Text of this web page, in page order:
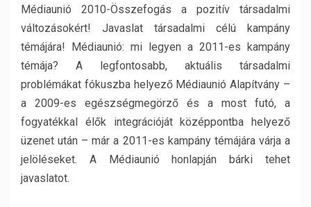
Médiaunió 2010-Összefogás a pozitív társadalmi
változásokért! Javaslat társadalmi célú kampány
témájára! Médiaunió: mi legyen a 2011-es kampány
témája? A legfontosabb, aktuális társadalmi
problémákat fókuszba helyező Médiaunió Alapítvány –
a 2009-es egészségmegörző és a most futó, a
fogyatékkal élők integrációját középpontba helyező
üzenet után – már a 2011-es kampány témájára várja a
jelöléseket. A Médiaunió honlapján bárki tehet
javaslatot.